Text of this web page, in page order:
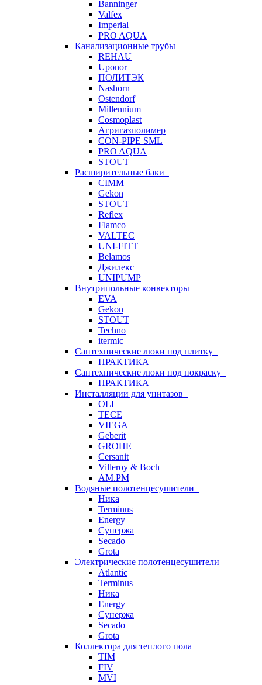
Banninger
Valfex
Imperial
PRO AQUA
Канализационные трубы
REHAU
Uponor
ПОЛИТЭК
Nashorn
Ostendorf
Millennium
Cosmoplast
Агригазполимер
CON-PIPE SML
PRO AQUA
STOUT
Расширительные баки
CIMM
Gekon
STOUT
Reflex
Flamco
VALTEC
UNI-FITT
Belamos
Джилекс
UNIPUMP
Внутрипольные конвекторы
EVA
Gekon
STOUT
Techno
itermic
Сантехнические люки под плитку
ПРАКТИКА
Сантехнические люки под покраску
ПРАКТИКА
Инсталляции для унитазов
OLI
TECE
VIEGA
Geberit
GROHE
Cersanit
Villeroy & Boch
AM.PM
Водяные полотенцесушители
Ника
Terminus
Energy
Сунержа
Secado
Grota
Электрические полотенцесушители
Atlantic
Terminus
Ника
Energy
Сунержа
Secado
Grota
Коллектора для теплого пола
TIM
FIV
MVI